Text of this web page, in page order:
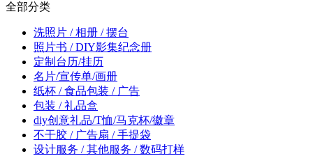
全部分类
洗照片 / 相册 / 摆台
照片书 / DIY影集纪念册
定制台历/挂历
名片/宣传单/画册
纸杯 / 食品包装 / 广告
包装 / 礼品盒
diy创意礼品/T恤/马克杯/徽章
不干胶 / 广告扇 / 手提袋
设计服务 / 其他服务 / 数码打样